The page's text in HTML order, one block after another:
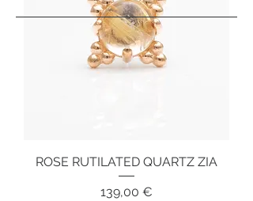
ROSE RUTILATED QUARTZ ZIA
Preis
139,00 €